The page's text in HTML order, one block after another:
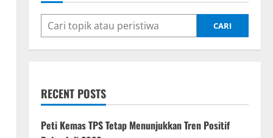
CARI
RECENT POSTS
Peti Kemas TPS Tetap Menunjukkan Tren Positif